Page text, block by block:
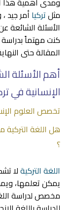
مثلتركيا أمر جيد
الأسئلة الشائعة
كنت مهتماً
المقالة حتى
أهم الأسئلة
الإنسانية في
تخصص العلوم
هل اللغة
؟
اللغة التركيةلا
يمكن تعلمها،
مخصص لدراسة